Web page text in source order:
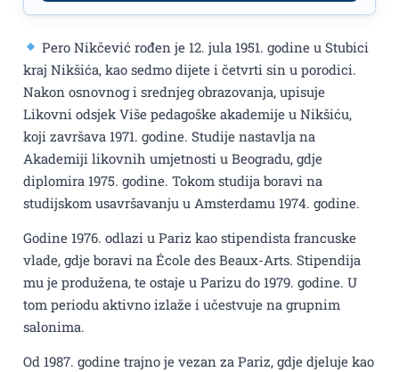
Pero Nikčević rođen je 12. jula 1951. godine u Stubici
kraj Nikšića, kao sedmo dijete i četvrti sin u porodici.
Nakon osnovnog i srednjeg obrazovanja, upisuje
Likovni odsjek Više pedagoške akademije u Nikšiću,
koji završava 1971. godine. Studije nastavlja na
Akademiji likovnih umjetnosti u Beogradu, gdje
diplomira 1975. godine. Tokom studija boravi na
studijskom usavršavanju u Amsterdamu 1974. godine.
Godine 1976. odlazi u Pariz kao stipendista francuske
vlade, gdje boravi na École des Beaux-Arts. Stipendija
mu je produžena, te ostaje u Parizu do 1979. godine. U
tom periodu aktivno izlaže i učestvuje na grupnim
salonima.
Od 1987. godine trajno je vezan za Pariz, gdje djeluje kao